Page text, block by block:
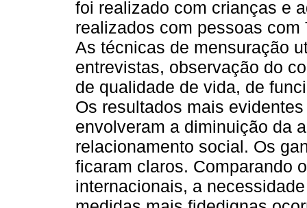
foi realizado com crianças e
realizados com pessoas
As técnicas de mensuração
entrevistas, observação do
de qualidade de vida, de
Os resultados mais
envolveram a diminuição da
relacionamento social. Os
ficaram claros. Comparando
internacionais, a